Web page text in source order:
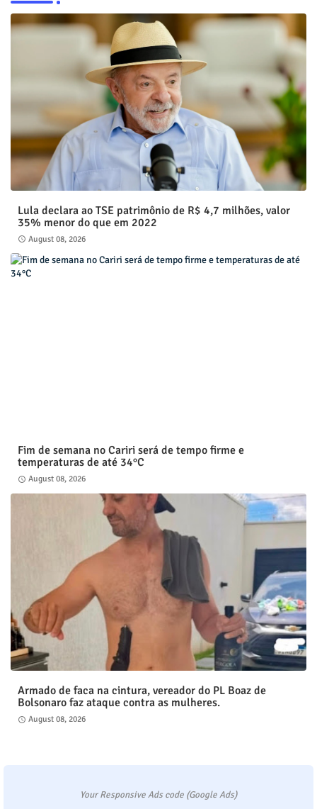
Lula declara ao TSE patrimônio de R$ 4,7 milhões, valor
35% menor do que em 2022
August 08, 2026
Fim de semana no Cariri será de tempo firme e
temperaturas de até 34°C
August 08, 2026
Armado de faca na cintura, vereador do PL Boaz de
Bolsonaro faz ataque contra as mulheres.
August 08, 2026
Your Responsive Ads code (Google Ads)